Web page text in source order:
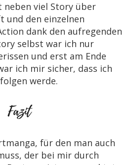
neben viel Story über
und den einzelnen
dank den aufregenden
selbst war ich nur
und erst am Ende
ich mir sicher, dass ich
werde.
für den man auch
der bei mir durch